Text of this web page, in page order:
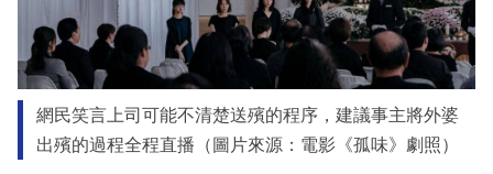
網民笑言上司可能不清楚送殯的程序，建議事主將外婆
出殯的過程全程直播（圖片來源：電影《孤味》劇照）